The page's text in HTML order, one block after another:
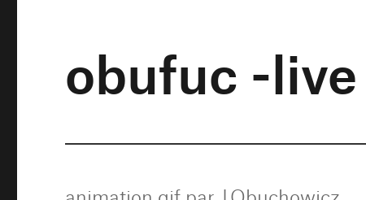
obufuc -live